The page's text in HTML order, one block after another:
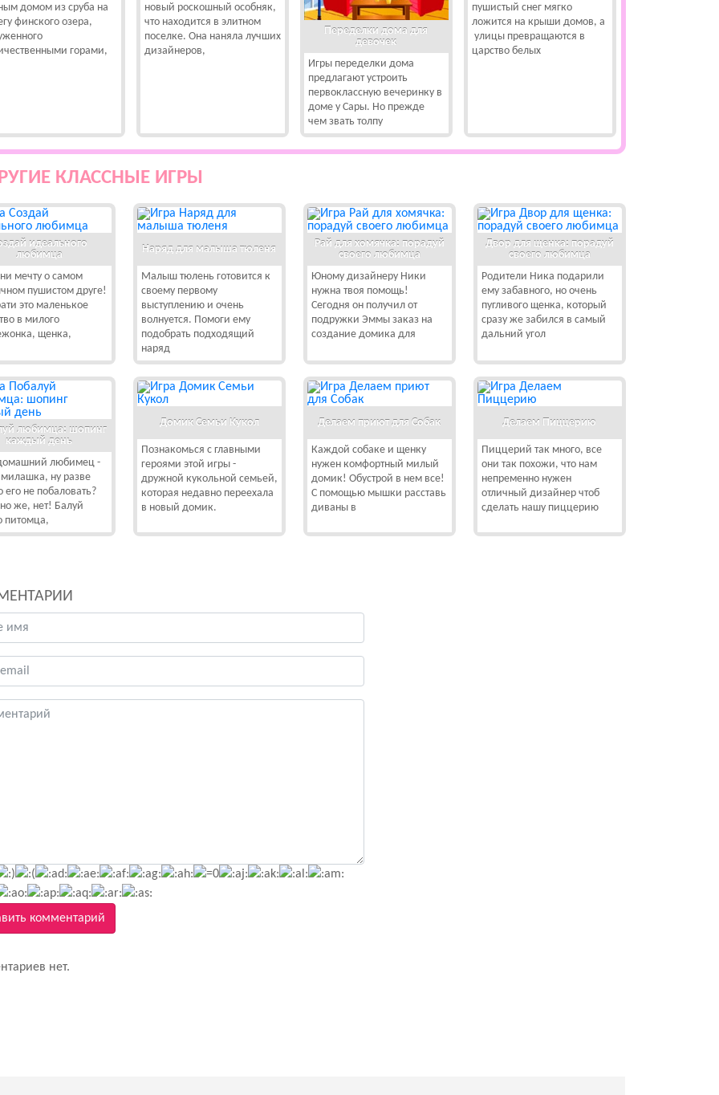
домом из сруба на
финского озера,
горами,
новый роскошный особняк,
что находится в элитном
поселке. Она наняла лучших
дизайнеров,
Переделки дома для
девочек
Игры переделки дома
предлагают устроить
первоклассную вечеринку в
доме у Сары. Но прежде
чем звать толпу
пушистый снег мягко
ложится на крыши домов, а
улицы превращаются в
царство белых
КЛАССНЫЕ ИГРЫ
идеального
любимца
мечту о самом
пушистом друге!
это маленькое
в милого
щенка,
Наряд для малыша тюленя
Малыш тюлень готовится к
своему первому
выступлению и очень
волнуется. Помоги ему
подобрать подходящий
наряд
Рай для хомячка: порадуй
своего любимца
Юному дизайнеру Ники
нужна твоя помощь!
Сегодня он получил от
подружки Эммы заказ на
создание домика для
Двор для щенка: порадуй
своего любимца
Родители Ника подарили
ему забавного, но очень
пугливого щенка, который
сразу же забился в самый
дальний угол
любимца: шопинг
каждый день
любимец -
ну разве
не побаловать?
же, нет! Балуй
питомца,
Домик Семьи Кукол
Познакомься с главными
героями этой игры -
дружной кукольной семьей,
которая недавно переехала
в новый домик.
Делаем приют для Собак
Каждой собаке и щенку
нужен комфортный милый
домик! Обустрой в нем все!
С помощью мышки расставь
диваны в
Делаем Пиццерию
Пиццерий так много, все
они так похожи, что нам
непременно нужен
отличный дизайнер чтоб
сделать нашу пиццерию
комментарий
нет.